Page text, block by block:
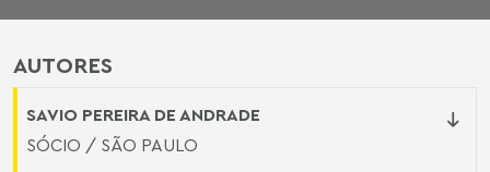
AUTORES
SAVIO PEREIRA DE ANDRADE
SÓCIO / SÃO PAULO